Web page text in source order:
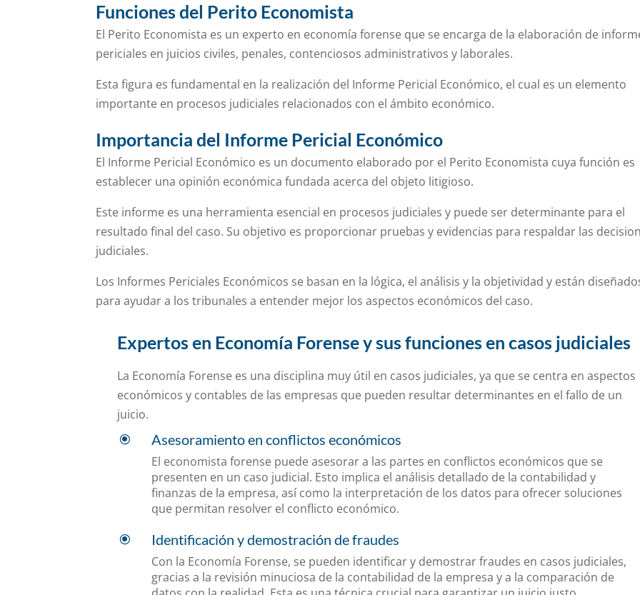
Funciones del Perito Economista
El Perito Economista es un experto en economía forense que se encarga de la elaboración de
periciales en juicios civiles, penales, contenciosos administrativos y laborales.
Esta figura es fundamental en la realización del Informe Pericial Económico, el cual es un elemento
importante en procesos judiciales relacionados con el ámbito económico.
Importancia del Informe Pericial Económico
El Informe Pericial Económico es un documento elaborado por el Perito Economista cuya función es
establecer una opinión económica fundada acerca del objeto litigioso.
Este informe es una herramienta esencial en procesos judiciales y puede ser determinante para el
resultado final del caso. Su objetivo es proporcionar pruebas y evidencias para respaldar las
judiciales.
Los Informes Periciales Económicos se basan en la lógica, el análisis y la objetividad y están
para ayudar a los tribunales a entender mejor los aspectos económicos del caso.
Expertos en Economía Forense y sus funciones en casos judiciales
La Economía Forense es una disciplina muy útil en casos judiciales, ya que se centra en aspectos
económicos y contables de las empresas que pueden resultar determinantes en el fallo de un
juicio.
\ Asesoramiento en conflictos económicos
El economista forense puede asesorar a las partes en conflictos económicos que se
presenten en un caso judicial. Esto implica el análisis detallado de la contabilidad y
finanzas de la empresa, así como la interpretación de los datos para ofrecer soluciones
que permitan resolver el conflicto económico.
\ Identificación y demostración de fraudes
Con la Economía Forense, se pueden identificar y demostrar fraudes en casos judiciales,
gracias a la revisión minuciosa de la contabilidad de la empresa y a la comparación de